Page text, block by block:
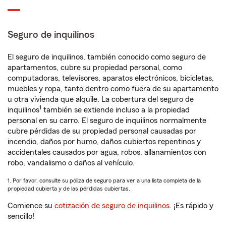
Seguro de inquilinos
El seguro de inquilinos, también conocido como seguro de
apartamentos, cubre su propiedad personal, como
computadoras, televisores, aparatos electrónicos, bicicletas,
muebles y ropa, tanto dentro como fuera de su apartamento
u otra vivienda que alquile. La cobertura del seguro de
inquilinos1 también se extiende incluso a la propiedad
personal en su carro. El seguro de inquilinos normalmente
cubre pérdidas de su propiedad personal causadas por
incendio, daños por humo, daños cubiertos repentinos y
accidentales causados por agua, robos, allanamientos con
robo, vandalismo o daños al vehículo.
1. Por favor, consulte su póliza de seguro para ver a una lista completa de la
propiedad cubierta y de las pérdidas cubiertas.
Comience su cotización de seguro de inquilinos. ¡Es rápido y
sencillo!